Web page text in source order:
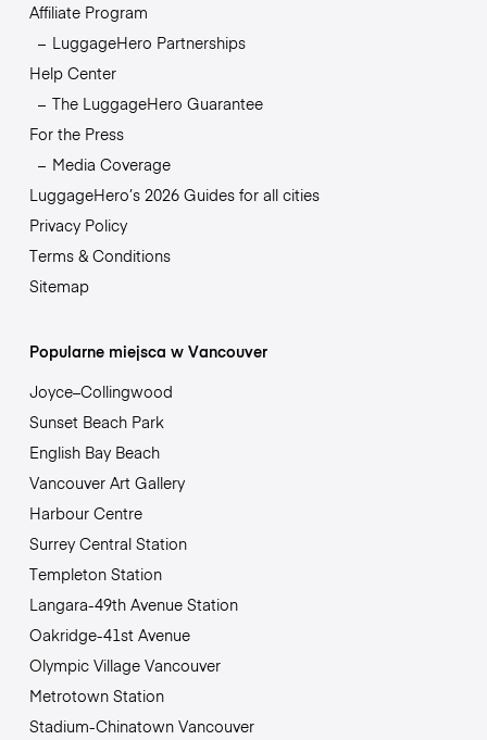
Affiliate Program
LuggageHero Partnerships
Help Center
The LuggageHero Guarantee
For the Press
Media Coverage
LuggageHero’s 2026 Guides for all cities
Privacy Policy
Terms & Conditions
Sitemap
Popularne miejsca w Vancouver
Joyce–Collingwood
Sunset Beach Park
English Bay Beach
Vancouver Art Gallery
Harbour Centre
Surrey Central Station
Templeton Station
Langara-49th Avenue Station
Oakridge-41st Avenue
Olympic Village Vancouver
Metrotown Station
Stadium-Chinatown Vancouver